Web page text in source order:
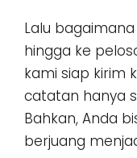
Lalu
hingga ke
kami siap kirim
catatan hanya
Bahkan, Anda
berjuang